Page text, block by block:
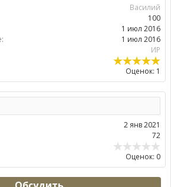
Василий
100
1 июл 2016
1 июл 2016
ИР
Оценок: 1
2 янв 2021
72
Оценок: 0